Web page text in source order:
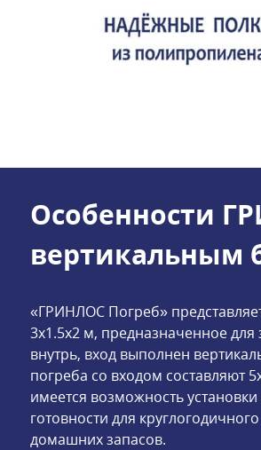
Особенности
вертикальным
«ГРИНЛОС Погреб»
3x1.5x2 м, предназначенное для
внутрь, вход выполнен
погреба со входом составляют
имеется возможность
готовности для
домашних запасов.